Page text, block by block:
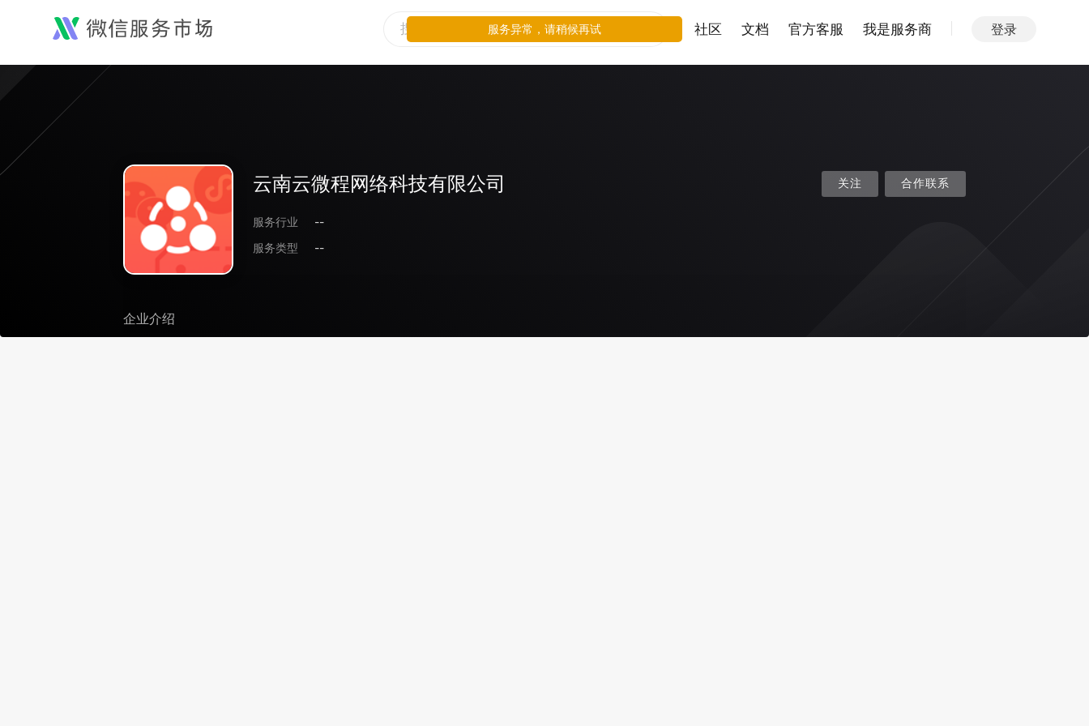
社区 文档 官方客服 我是服务商 登录
云南云微程网络科技有限公司
服务行业
--
服务类型
--
关注 合作联系
企业介绍
服务异常，请稍候再试